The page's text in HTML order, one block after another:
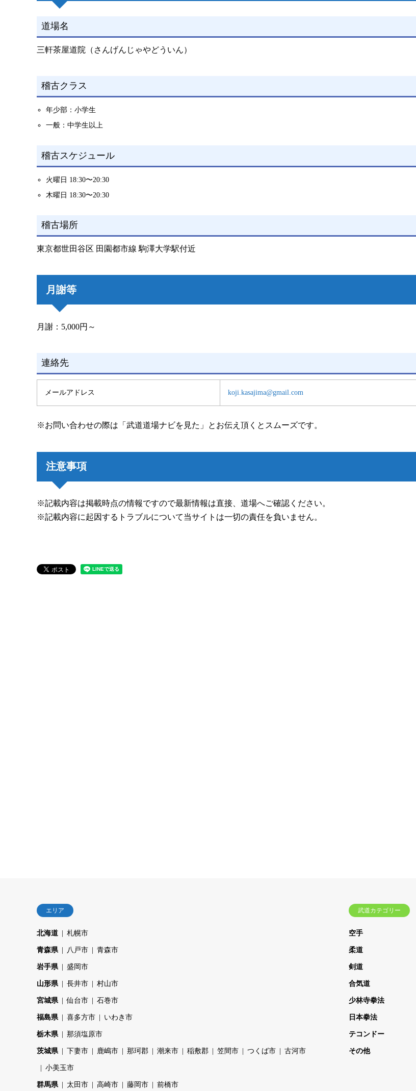
道場名
三軒茶屋道院（さんげんじゃやどういん）
稽古クラス
年少部：小学生
一般：中学生以上
稽古スケジュール
火曜日 18:30〜20:30
木曜日 18:30〜20:30
稽古場所
東京都世田谷区 田園都市線 駒澤大学駅付近
月謝等
月謝：5,000円～
連絡先
メールアドレス koji.kasajima@gmail.com
※お問い合わせの際は「武道道場ナビを見た」とお伝え頂くとスムーズです。
注意事項
※記載内容は掲載時点の情報ですので最新情報は直接、道場へご確認ください。
※記載内容に起因するトラブルについて当サイトは一切の責任を負いません。
エリア
北海道 札幌市
青森県 八戸市 青森市
岩手県 盛岡市
山形県 長井市 村山市
宮城県 仙台市 石巻市
福島県 喜多方市 いわき市
栃木県 那須塩原市
茨城県 下妻市 鹿嶋市 那珂郡 潮来市 稲敷郡 笠間市 つくば市 古河市
小美玉市
群馬県 太田市 高崎市 藤岡市 前橋市
武道カテゴリー
空手
柔道
剣道
合気道
少林寺拳法
日本拳法
テコンドー
その他